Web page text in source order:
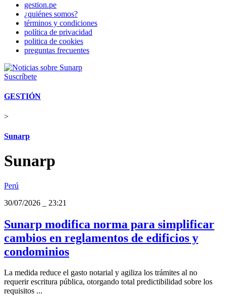
gestion.pe
¿quiénes somos?
términos y condiciones
política de privacidad
politica de cookies
preguntas frecuentes
Suscríbete
GESTIÓN
>
Sunarp
Sunarp
Perú
30/07/2026
23:21
Sunarp modifica norma para simplificar
cambios en reglamentos de edificios y
condominios
La medida reduce el gasto notarial y agiliza los trámites al no
requerir escritura pública, otorgando total predictibilidad sobre los
requisitos ...